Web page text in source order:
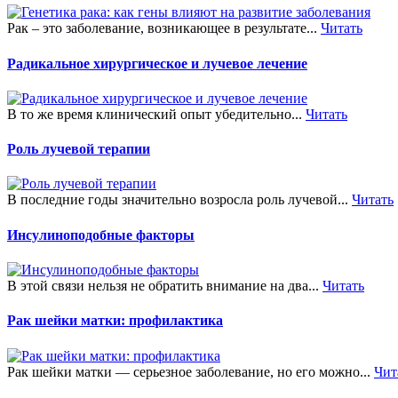
Рак – это заболевание, возникающее в результате... Читать
Радикальное хирургическое и лучевое лечение
В то же время клинический опыт убедительно... Читать
Роль лучевой терапии
В последние годы значительно возросла роль лучевой... Читать
Инсулиноподобные факторы
В этой связи нельзя не обратить внимание на два... Читать
Рак шейки матки: профилактика
Рак шейки матки — серьезное заболевание, но его можно...